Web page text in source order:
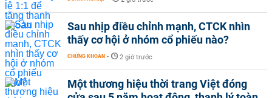
Sau nhịp điều chỉnh mạnh, CTCK nhìn
thấy cơ hội ở nhóm cổ phiếu nào?
CHỨNG KHOÁN - 2 giờ trước
Một thương hiệu thời trang Việt đóng